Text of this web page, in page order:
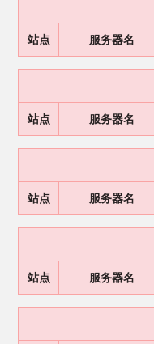
站点 服务器名
站点 服务器名
站点 服务器名
站点 服务器名